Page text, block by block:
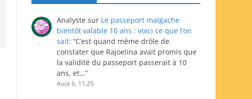
Analyste sur Le passeport malgache
bientôt valable 10 ans : voici ce que l’on
sait: “C’est quand même drôle de
constater que Rajoelina avait promis que
la validité du passeport passerait à 10
ans, et…”
Août 6, 11:25